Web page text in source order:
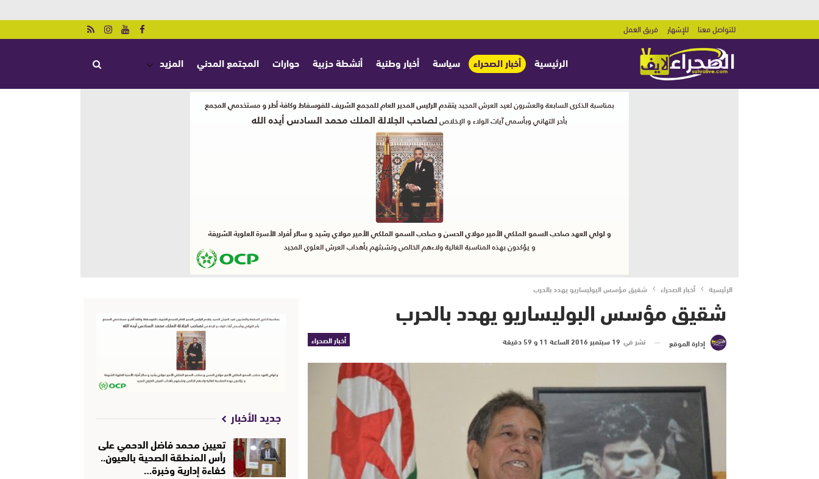
للتواصل معنا للإشهار فريق العمل
الرئيسية أخبار الصحراء سياسة أخبار وطنية أنشطة حزبية حوارات المجتمع المدني المزيد
الرئيسية أخبار الصحراء شقيق مؤسس البوليساريو يهدد بالحرب
شقيق مؤسس البوليساريو يهدد بالحرب
أخبار الصحراء إدارة الموقع نشر في 19 سبتمبر 2016 الساعة 11 و 59 دقيقة
جديد الأخبار
تعيين محمد فاضل الدحمي على
رأس المنطقة الصحية بالعيون..
كفاءة إدارية وخبرة…